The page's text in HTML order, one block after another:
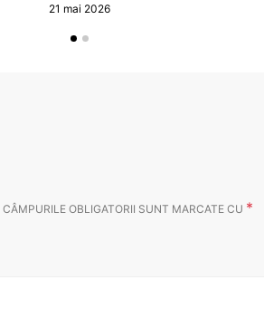
21 mai 2026
CÂMPURILE OBLIGATORII SUNT MARCATE CU *